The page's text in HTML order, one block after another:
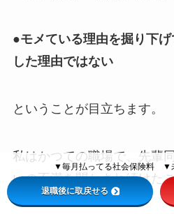
●モメている理由を掘り下
した理由ではない
ということが目立ちます。
私はかつての職場で、先輩
いの不満を聞かされ続けた
▼毎月払ってる社会保険料 ▼
退職後に取戻せる